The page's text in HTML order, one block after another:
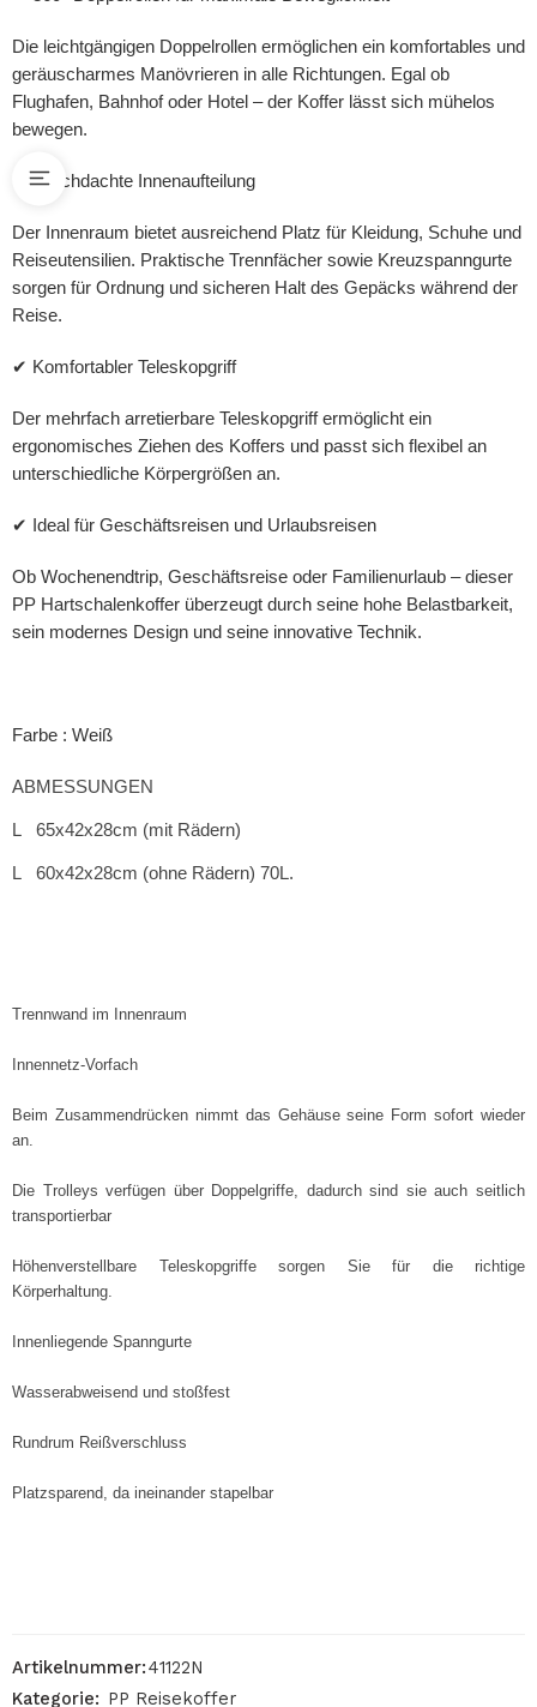
Die leichtgängigen Doppelrollen ermöglichen ein komfortables und
geräuscharmes Manövrieren in alle Richtungen. Egal ob
Flughafen, Bahnhof oder Hotel – der Koffer lässt sich mühelos
bewegen.
✔ Durchdachte Innenaufteilung
Der Innenraum bietet ausreichend Platz für Kleidung, Schuhe und
Reiseutensilien. Praktische Trennfächer sowie Kreuzspanngurte
sorgen für Ordnung und sicheren Halt des Gepäcks während der
Reise.
✔ Komfortabler Teleskopgriff
Der mehrfach arretierbare Teleskopgriff ermöglicht ein
ergonomisches Ziehen des Koffers und passt sich flexibel an
unterschiedliche Körpergrößen an.
✔ Ideal für Geschäftsreisen und Urlaubsreisen
Ob Wochenendtrip, Geschäftsreise oder Familienurlaub – dieser
PP Hartschalenkoffer überzeugt durch seine hohe Belastbarkeit,
sein modernes Design und seine innovative Technik.
Farbe : Weiß
ABMESSUNGEN
L 65x42x28cm (mit Rädern)
L 60x42x28cm (ohne Rädern) 70L.
Trennwand im Innenraum
Innennetz-Vorfach
Beim Zusammendrücken nimmt das Gehäuse seine Form sofort wieder
an.
Die Trolleys verfügen über Doppelgriffe, dadurch sind sie auch seitlich
transportierbar
Höhenverstellbare Teleskopgriffe sorgen Sie für die richtige
Körperhaltung.
Innenliegende Spanngurte
Wasserabweisend und stoßfest
Rundrum Reißverschluss
Platzsparend, da ineinander stapelbar
Artikelnummer:41122N
Kategorie: PP Reisekoffer